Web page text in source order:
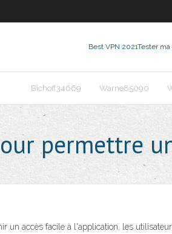
Best VPN 2021Tester ma
Bichoff34669 Warne85090
permettre
un accès facile à l'application, les